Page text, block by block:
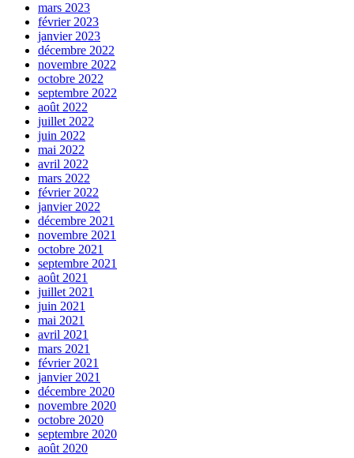
mars 2023
février 2023
janvier 2023
décembre 2022
novembre 2022
octobre 2022
septembre 2022
août 2022
juillet 2022
juin 2022
mai 2022
avril 2022
mars 2022
février 2022
janvier 2022
décembre 2021
novembre 2021
octobre 2021
septembre 2021
août 2021
juillet 2021
juin 2021
mai 2021
avril 2021
mars 2021
février 2021
janvier 2021
décembre 2020
novembre 2020
octobre 2020
septembre 2020
août 2020